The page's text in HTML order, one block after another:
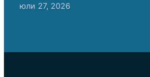
юли 27, 2026